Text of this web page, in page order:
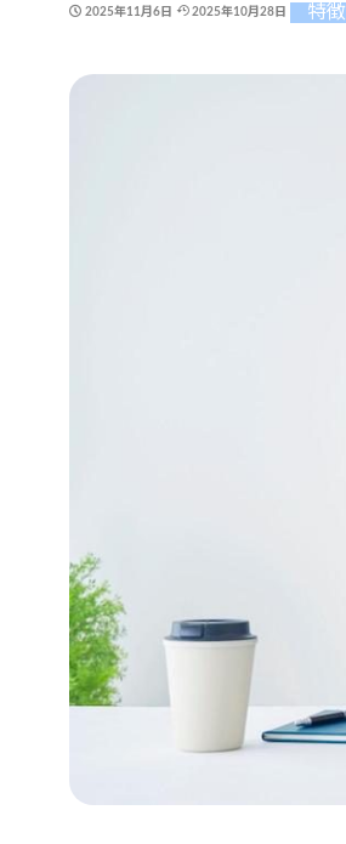
2025年11月6日 2025年10月28日 特徴